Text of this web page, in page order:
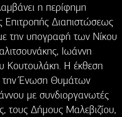
η περίφημη
Επιτροπής Διαπιστώσεως
την υπογραφή των Νίκου
Ιωάννη
Κουτουλάκη. Η έκθεση
την Ένωση Θυμάτων
με συνδιοργανωτές
τους Δήμους Μαλεβιζίου,